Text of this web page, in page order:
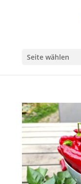
Seite wählen